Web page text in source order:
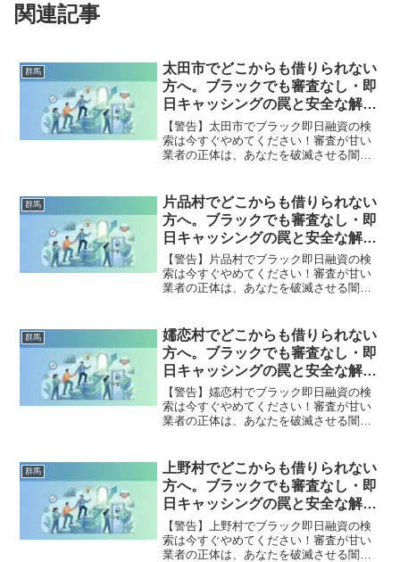
関連記事
群馬
太田市でどこからも借りられない
方へ。ブラックでも審査なし・即
日キャッシングの罠と安全な解決
策
【警告】太田市でブラック即日融資の検
索は今すぐやめてください！審査が甘い
業者の正体は、あなたを破滅させる闇金
市で違法業者を避け、借金地獄から抜け
出した方々の実体験と確実な解決策を完
全公開。
群馬
片品村でどこからも借りられない
方へ。ブラックでも審査なし・即
日キャッシングの罠と安全な解決
策
【警告】片品村でブラック即日融資の検
索は今すぐやめてください！審査が甘い
業者の正体は、あなたを破滅させる闇金
村で違法業者を避け、借金地獄から抜け
出した方々の実体験と確実な解決策を完
全公開。
群馬
嬬恋村でどこからも借りられない
方へ。ブラックでも審査なし・即
日キャッシングの罠と安全な解決
策
【警告】嬬恋村でブラック即日融資の検
索は今すぐやめてください！審査が甘い
業者の正体は、あなたを破滅させる闇金
村で違法業者を避け、借金地獄から抜け
出した方々の実体験と確実な解決策を完
全公開。
群馬
上野村でどこからも借りられない
方へ。ブラックでも審査なし・即
日キャッシングの罠と安全な解決
策
【警告】上野村でブラック即日融資の検
索は今すぐやめてください！審査が甘い
業者の正体は、あなたを破滅させる闇金